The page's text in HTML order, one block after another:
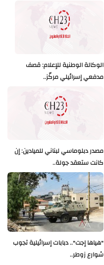
الوكالة الوطنية للإعلام: قصف
مدفعي إسرائيلي مركّز..
مصدر دبلوماسي لبناني للميادين: إن
كانت ستعقد جولة..
"هياها إجت".. دبابات إسرائيلية تجوب
شوارع زوطر..